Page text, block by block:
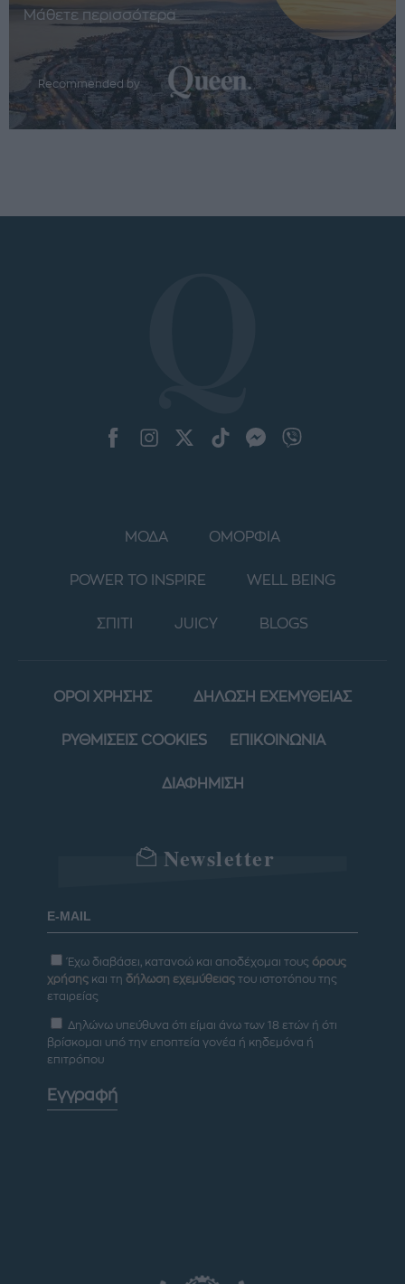
Μάθετε περισσότερα
Recommended by
ΜΟΔΑ ΟΜΟΡΦΙΑ
POWER TO INSPIRE WELL BEING
ΣΠΙΤΙ JUICY BLOGS
ΟΡΟΙ ΧΡΗΣΗΣ ΔΗΛΩΣΗ ΕΧΕΜΥΘΕΙΑΣ
ΡΥΘΜΙΣΕΙΣ COOKIES ΕΠΙΚΟΙΝΩΝΙΑ
ΔΙΑΦΗΜΙΣΗ
Newsletter
Έχω διαβάσει, κατανοώ και αποδέχομαι τους όρους
χρήσης και τη δήλωση εχεμύθειας του ιστοτόπου της
εταιρείας
Δηλώνω υπεύθυνα ότι είμαι άνω των 18 ετών ή ότι
βρίσκομαι υπό την εποπτεία γονέα ή κηδεμόνα ή
επιτρόπου
Εγγραφή